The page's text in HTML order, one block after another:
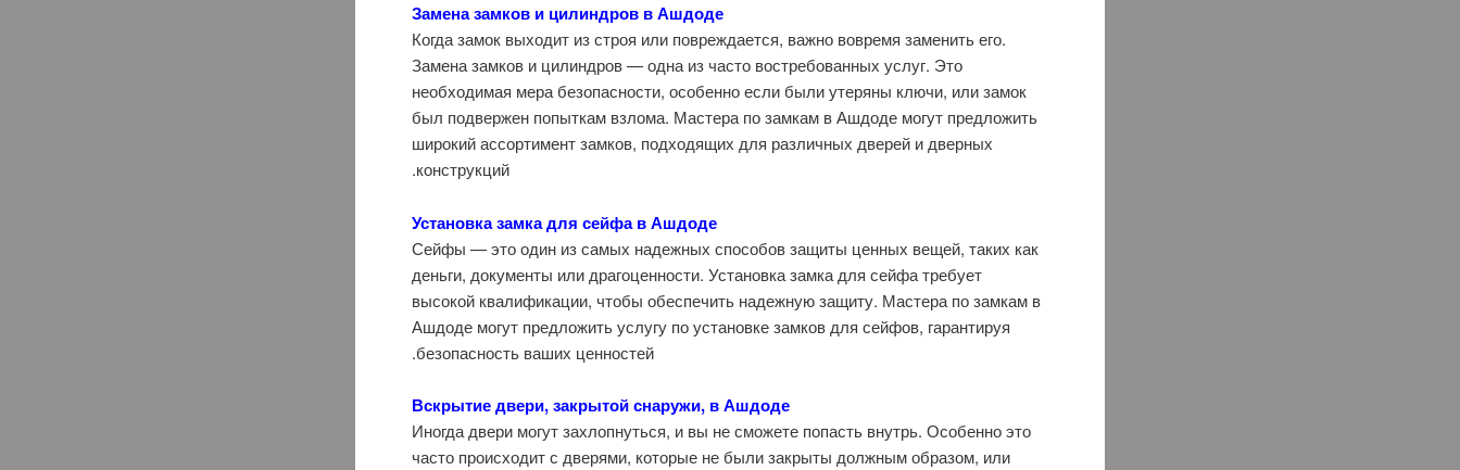
Замена замков и цилиндров в Ашдоде
Когда замок выходит из строя или повреждается, важно вовремя заменить его.
Замена замков и цилиндров — одна из часто востребованных услуг. Это
необходимая мера безопасности, особенно если были утеряны ключи, или замок
был подвержен попыткам взлома. Мастера по замкам в Ашдоде могут предложить
широкий ассортимент замков, подходящих для различных дверей и дверных
конструкций.
Установка замка для сейфа в Ашдоде
Сейфы — это один из самых надежных способов защиты ценных вещей, таких как
деньги, документы или драгоценности. Установка замка для сейфа требует
высокой квалификации, чтобы обеспечить надежную защиту. Мастера по замкам в
Ашдоде могут предложить услугу по установке замков для сейфов, гарантируя
безопасность ваших ценностей.
Вскрытие двери, закрытой снаружи, в Ашдоде
Иногда двери могут захлопнуться, и вы не сможете попасть внутрь. Особенно это
часто происходит с дверями, которые не были закрыты должным образом, или